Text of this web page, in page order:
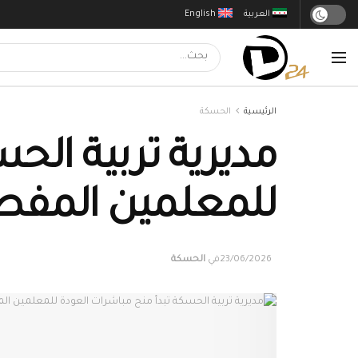
English العربية
الرئيسية الحسكة
مديرية تربية
للمعلمين
23/06/2026في الحسكة